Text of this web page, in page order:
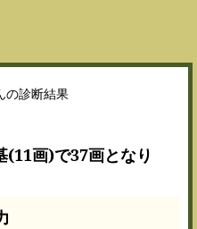
画)で37画となり